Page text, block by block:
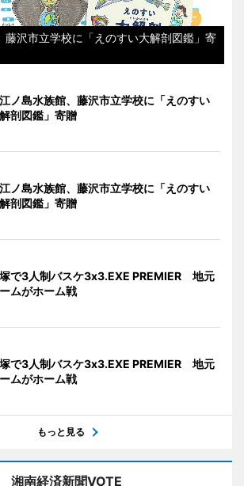
藤沢市立学校に「えのすい大解剖図鑑」寄
ノ島水族館、藤沢市立学校に「えのすい
剖図鑑」寄贈
ノ島水族館、藤沢市立学校に「えのすい
剖図鑑」寄贈
で3人制バスケ3x3.EXE PREMIER 地元
ムがホーム戦
で3人制バスケ3x3.EXE PREMIER 地元
ムがホーム戦
もっと見る
湘南経済新聞VOTE